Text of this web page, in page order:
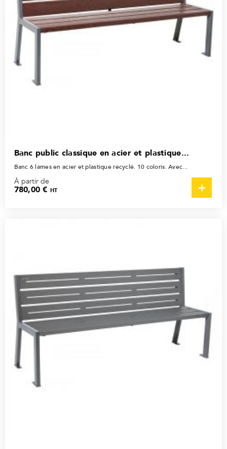
Banc public classique en acier et plastique...
Banc 6 lames en acier et plastique recyclé. 10 coloris. Avec...
À partir de
780,00 €HT